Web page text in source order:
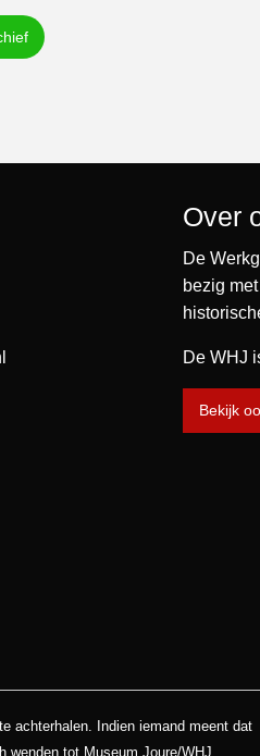
Over
De
bezig
De WHJ
Bekijk
achterhalen. Indien iemand meent dat
tot Museum Joure/WHJ.